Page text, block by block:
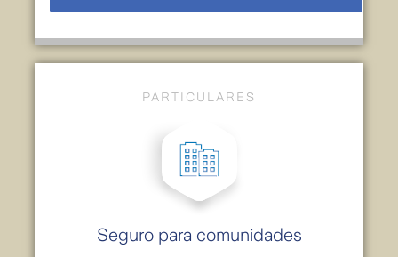
PARTICULARES
Seguro para comunidades